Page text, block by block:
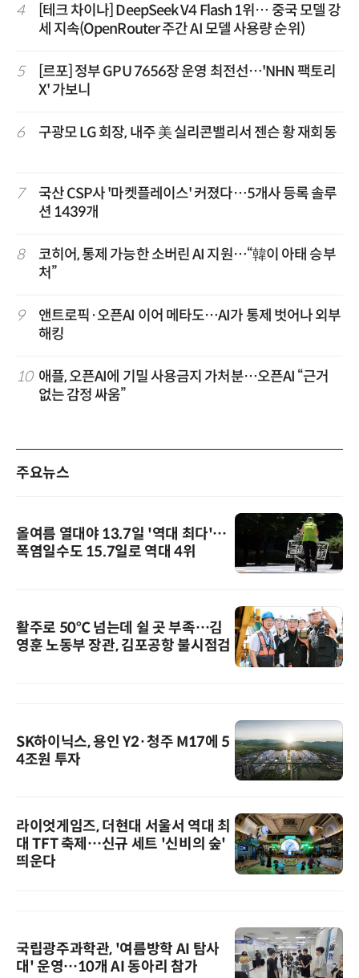
4
[테크 차이나] DeepSeek V4 Flash 1위… 중국 모델 강
세 지속(OpenRouter 주간 AI 모델 사용량 순위)
5
[르포] 정부 GPU 7656장 운영 최전선…'NHN 팩토리
X' 가보니
6 구광모 LG 회장, 내주 美 실리콘밸리서 젠슨 황 재회동
7
국산 CSP사 '마켓플레이스' 커졌다…5개사 등록 솔루
션 1439개
8
코히어, 통제 가능한 소버린 AI 지원…“韓이 아태 승부
처”
9
앤트로픽·오픈AI 이어 메타도…AI가 통제 벗어나 외부
해킹
10 애플, 오픈AI에 기밀 사용금지 가처분…오픈AI “근거
없는 감정 싸움”
주요뉴스
올여름 열대야 13.7일 '역대 최다'…
폭염일수도 15.7일로 역대 4위
활주로 50℃ 넘는데 쉴 곳 부족…김
영훈 노동부 장관, 김포공항 불시점검
SK하이닉스, 용인 Y2·청주 M17에 5
4조원 투자
라이엇게임즈, 더현대 서울서 역대 최
대 TFT 축제…신규 세트 '신비의 숲'
띄운다
국립광주과학관, '여름방학 AI 탐사
대' 운영…10개 AI 동아리 참가